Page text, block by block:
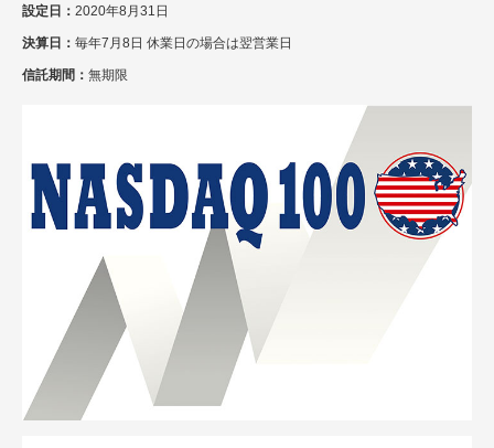
設定日： 2020年8月31日
決算日： 毎年7月8日 休業日の場合は翌営業日
信託期間： 無期限